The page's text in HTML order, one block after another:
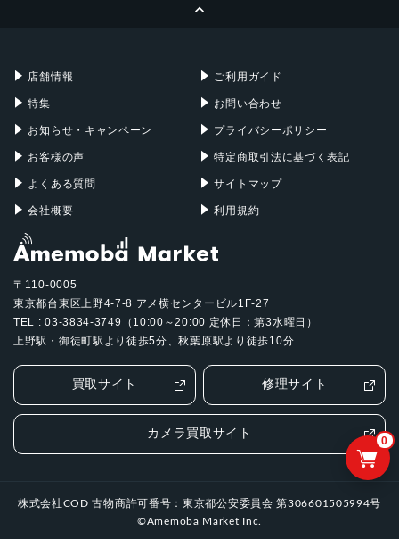
0
店舗情報
特集
お知らせ・キャンペーン
お客様の声
よくある質問
会社概要
ご利用ガイド
お問い合わせ
プライバシーポリシー
特定商取引法に基づく表記
サイトマップ
利用規約
〒110-0005
東京都台東区上野4-7-8 アメ横センタービル1F-27
TEL : 03-3834-3749（10:00～20:00 定休日：第3水曜日）
上野駅・御徒町駅より徒歩5分、秋葉原駅より徒歩10分
買取サイト 修理サイト
カメラ買取サイト
株式会社COD 古物商許可番号：東京都公安委員会 第306601505994号
©Amemoba Market Inc.